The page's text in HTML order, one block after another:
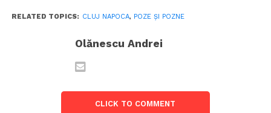
RELATED TOPICS: CLUJ NAPOCA, POZE ȘI POZNE
Olănescu Andrei
CLICK TO COMMENT